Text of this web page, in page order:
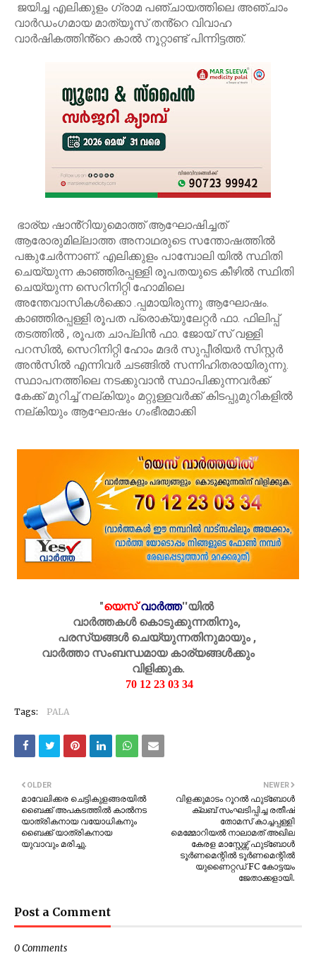
ജയിച്ച എലിക്കുളം ഗ്രാമ പഞ്ചായത്തിലെ അഞ്ചാം
വാർഡംഗമായ മാത്യൂസ് തൻ്റെ വിവാഹ
വാർഷികത്തിൻ്റെ കാൽ നൂറ്റാണ്ട് പിന്നിട്ടത്ത്.
ഭാര്യ ഷാൻ്റിയുമൊത്ത് ആഘോഷിച്ചത്
ആരോരുമില്ലാത്ത അനാഥരുടെ സന്തോഷത്തിൽ
പങ്കുചേർന്നാണ്. എലിക്കുളം പാമ്പോലി യിൽ സ്ഥിതി
ചെയ്യുന്ന കാഞ്ഞിരപ്പള്ളി രൂപതയുടെ കീഴിൽ സ്ഥിതി
ചെയ്യുന്ന സെറിനിറ്റി ഹോമിലെ
അന്തേവാസികൾക്കൊ .പ്പമായിരുന്നു ആഘോഷം.
കാഞ്ഞിരപ്പള്ളി രൂപത പ്രൊക്യുലേറ്റർ ഫാ. ഫിലിപ്പ്
തടത്തിൽ , രൂപത ചാപ്ലിൻ ഫാ. ജോയ് സ് വള്ളി
പറസിൽ, സെറിനിറ്റി ഹോം മദർ സുപ്പീരിയർ സിസ്റ്റർ
അൻസിൽ എന്നിവർ ചടങ്ങിൽ സന്നിഹിതരായിരുന്നു.
സ്ഥാപനത്തിലെ നടക്കുവാൻ സ്ഥാപിക്കുന്നവർക്ക്
കേക്ക് മുറിച്ച് നല്കിയും മറ്റുള്ളവർക്ക് കിടപ്പുമുറികളിൽ
നല്കിയും ആഘോഷം ഗംഭീരമാക്കി
"യെസ് വാർത്ത''യിൽ
വാർത്തകൾ കൊടുക്കുന്നതിനും,
പരസ്യങ്ങൾ ചെയ്യുന്നതിനുമായും ,
വാർത്താ സംബന്ധമായ കാര്യങ്ങൾക്കും
വിളിക്കുക.
70 12 23 03 34
Tags: PALA
NEWER
വിളക്കുമാടം റൂറൽ ഫുട്ബോൾ
ക്ലബ് സംഘടിപ്പിച്ച രതീഷ്
തോമസ് കാച്ചപ്പള്ളി
മെമ്മോറിയൽ നാലാമത് അഖില
കേരള മാസ്റ്റേഴ്സ് ഫുട്ബോൾ
ടൂർണമെന്റിൽ ടൂർണമെന്റിൽ
യുണൈറ്റഡ് FC കോട്ടയം
ജേതാക്കളായി.
OLDER
മാവേലിക്കര ചെട്ടികുളങ്ങരയില്‍
ബൈക്ക് അപകടത്തില്‍ കാല്‍നട
യാത്രികനായ വയോധികനും
ബൈക്ക് യാത്രികനായ
യുവാവും മരിച്ചു.
Post a Comment
0 Comments